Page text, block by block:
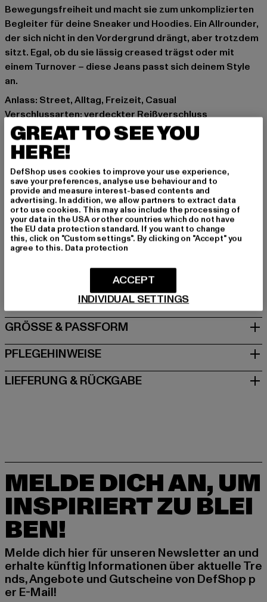
Bewegungsfreiheit und macht sie zum unkomplizierten
Begleiter für deine Sneaker und Hoodies. Ein Allrounder,
der sich nicht in den Vordergrund drängt, aber trotzdem
sitzt. Egal, ob du sie lässig creased trägst oder mit
einem Turnover – diese Jeans passt sich deinem Style
an.
Anlass: Street, Alltag, Freizeit, Casual
Verschlussarten: verdeckter Reißverschluss
Details: Coin-Pocket, Gesäßtaschen, Einschubtaschen
Schnitt: Straight Fit
Marke: Urban Classics
Kat.: Straight Fit Jeans
Farbe: blau
Hersteller Farbe: rinsed denim
Materialzusammensetzung: 100% Baumwolle
Art.Nr: TB4461-02765
Dr.-Robert-Murjahn-Straße 7 | 64372 Ober-Ramstadt |
GRÖSSE & PASSFORM
PFLEGEHINWEISE
LIEFERUNG & RÜCKGABE
MELDE DICH AN, UM
INSPIRIERT ZU BLEI
BEN!
Melde dich hier für unseren Newsletter an und
erhalte künftig Informationen über aktuelle Tre
nds, Angebote und Gutscheine von DefShop p
er E-Mail!
GREAT TO SEE YOU
HERE!
DefShop uses cookies to improve your use experience,
save your preferences, analyse use behaviour and to
provide and measure interest-based contents and
advertising. In addition, we allow partners to extract data
or to use cookies. This may also include the processing of
your data in the USA or other countries which do not have
the EU data protection standard. If you want to change
this, click on "Custom settings". By clicking on "Accept" you
agree to this. Data protection
INDIVIDUAL SETTINGS
ACCEPT